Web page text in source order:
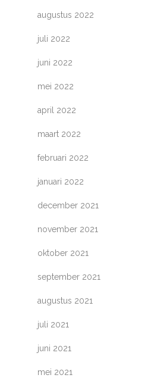
augustus 2022
juli 2022
juni 2022
mei 2022
april 2022
maart 2022
februari 2022
januari 2022
december 2021
november 2021
oktober 2021
september 2021
augustus 2021
juli 2021
juni 2021
mei 2021